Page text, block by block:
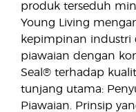
produk terseduh
Young Living
kepimpinan industri
piawaian dengan
Seal® terhadap
tunjang utama:
Piawaian. Prinsip